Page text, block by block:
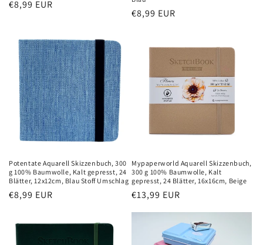
Normaler
€8,99 EUR
Normaler
€8,99 EUR
Potentate Aquarell Skizzenbuch, 300
g 100% Baumwolle, Kalt gepresst, 24
Blätter, 12x12cm, Blau Stoff Umschlag
Normaler
€8,99 EUR
Mypaperworld Aquarell Skizzenbuch,
300 g 100% Baumwolle, Kalt
gepresst, 24 Blätter, 16x16cm, Beige
Normaler
€13,99 EUR